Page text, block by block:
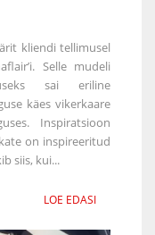
kliendi tellimusel
Selle mudeli
sai eriline
käes vikerkaare
Inspiratsioon
on inspireeritud
siis, kui...
LOE EDASI